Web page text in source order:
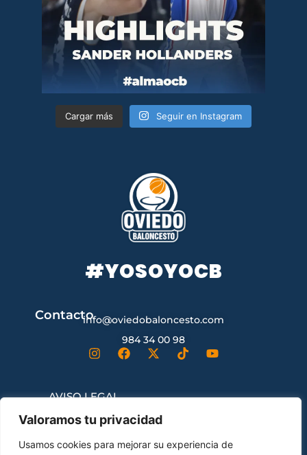
Valoramos tu privacidad
Usamos cookies para mejorar su experiencia de
Cargar más Seguir en Instagram
#YOSOYOCB
Contactoinfo@oviedobaloncesto.com
984 34 00 98
AVISO LEGAL